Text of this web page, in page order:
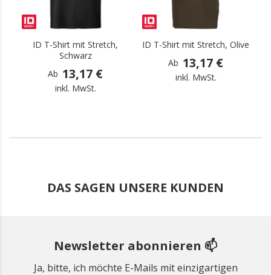
ID T-Shirt mit Stretch,
Schwarz
Ab 13,17 €
inkl. MwSt.
ID T-Shirt mit Stretch, Olive
Ab 13,17 €
inkl. MwSt.
DAS SAGEN UNSERE KUNDEN
Newsletter abonnieren 📫
Ja, bitte, ich möchte E-Mails mit einzigartigen